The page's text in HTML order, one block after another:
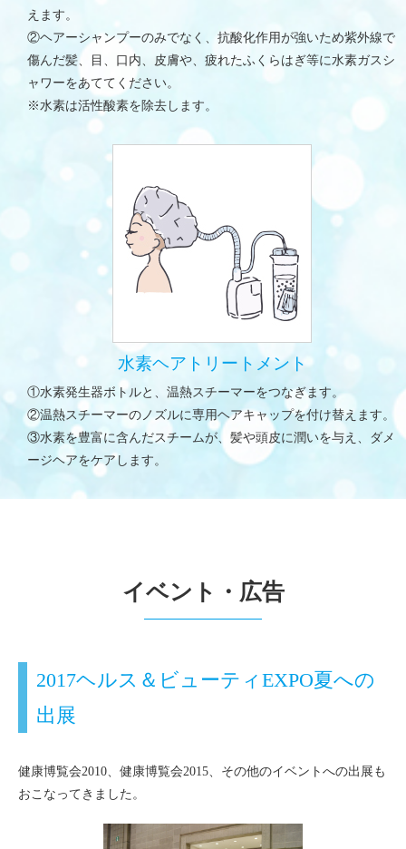
えます。
②ヘアーシャンプーのみでなく、抗酸化作用が強いため紫外線で
傷んだ髪、目、口内、皮膚や、疲れたふくらはぎ等に水素ガスシ
ャワーをあててください。
※水素は活性酸素を除去します。
水素ヘアトリートメント
①水素発生器ボトルと、温熱スチーマーをつなぎます。
②温熱スチーマーのノズルに専用ヘアキャップを付け替えます。
③水素を豊富に含んだスチームが、髪や頭皮に潤いを与え、ダメ
ージヘアをケアします。
イベント・広告
2017ヘルス＆ビューティEXPO夏への
出展
健康博覧会2010、健康博覧会2015、その他のイベントへの出展も
おこなってきました。